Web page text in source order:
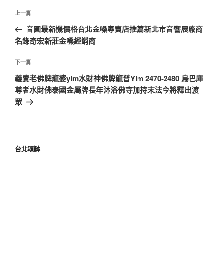
上一篇
音圓最新機價格台北金嗓專賣店推薦新北市音響展廠商
名錄奇宏新莊金嗓經銷商
下一篇
義賣老佛牌龍婆yim水財神佛牌龍普Yim 2470-2480 烏巴庫
尊者水財佛泰國金屬牌長年沐浴佛寺加持末法今將釋出渡
眾
台北頌缽